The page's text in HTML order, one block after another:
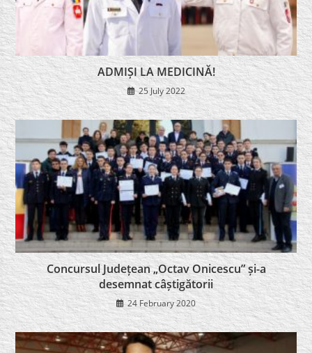
ADMIȘI LA MEDICINĂ!
25 July 2022
Concursul Județean „Octav Onicescu” și-a
desemnat câștigătorii
24 February 2020